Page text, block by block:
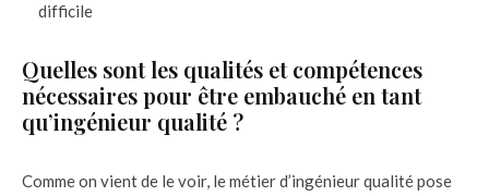
difficile
Quelles sont les qualités et compétences
nécessaires pour être embauché en tant
qu’ingénieur qualité ?
Comme on vient de le voir, le métier d’ingénieur qualité pose